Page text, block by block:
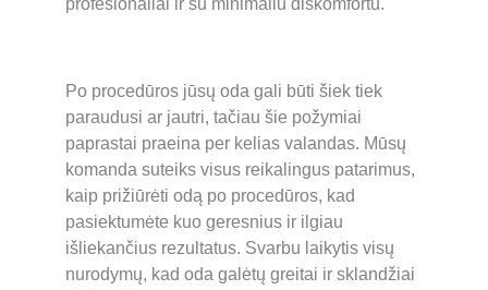
profesionaliai ir su minimaliu diskomfortu.
Po procedūros jūsų oda gali būti šiek tiek
paraudusi ar jautri, tačiau šie požymiai
paprastai praeina per kelias valandas. Mūsų
komanda suteiks visus reikalingus patarimus,
kaip prižiūrėti odą po procedūros, kad
pasiektumėte kuo geresnius ir ilgiau
išliekančius rezultatus. Svarbu laikytis visų
nurodymų, kad oda galėtų greitai ir sklandžiai